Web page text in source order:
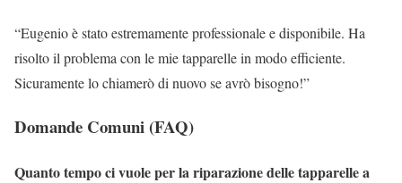
“Eugenio è stato estremamente professionale e disponibile. Ha
risolto il problema con le mie tapparelle in modo efficiente.
Sicuramente lo chiamerò di nuovo se avrò bisogno!”
Domande Comuni (FAQ)
Quanto tempo ci vuole per la riparazione delle tapparelle a